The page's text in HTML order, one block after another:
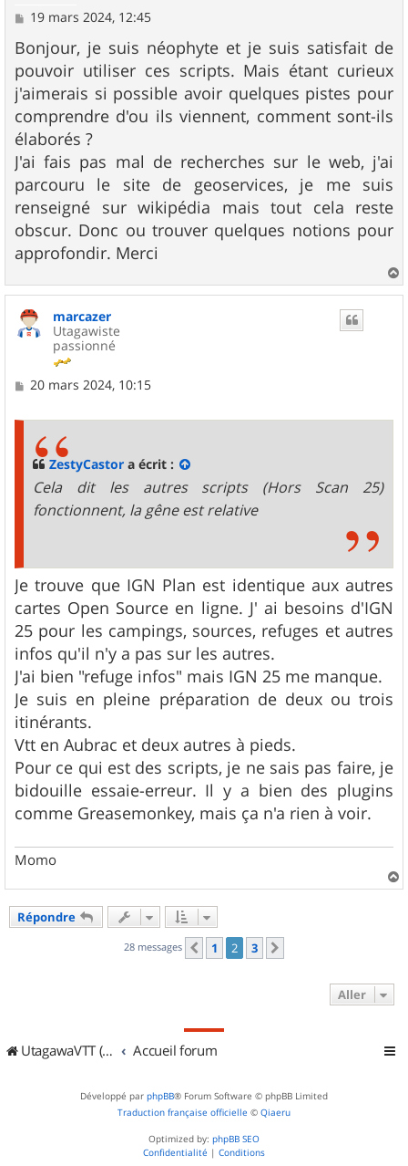
M
s
s
a
g
e
19 mars 2024, 12:45
Bonjour, je suis néophyte et je suis satisfait de
pouvoir utiliser ces scripts. Mais étant curieux
j'aimerais si possible avoir quelques pistes pour
comprendre d'ou ils viennent, comment sont-ils
élaborés ?
J'ai fais pas mal de recherches sur le web, j'ai
parcouru le site de geoservices, je me suis
renseigné sur wikipédia mais tout cela reste
obscur. Donc ou trouver quelques notions pour
approfondir. Merci
a
marcazer
Utagawiste
passionné
M
20 mars 2024, 10:15
ZestyCastor a écrit :
Cela dit les autres scripts (Hors Scan 25)
fonctionnent, la gêne est relative
Je trouve que IGN Plan est identique aux autres
cartes Open Source en ligne. J' ai besoins d'IGN
25 pour les campings, sources, refuges et autres
infos qu'il n'y a pas sur les autres.
J'ai bien "refuge infos" mais IGN 25 me manque.
Je suis en pleine préparation de deux ou trois
itinérants.
Vtt en Aubrac et deux autres à pieds.
Pour ce qui est des scripts, je ne sais pas faire, je
bidouille essaie-erreur. Il y a bien des plugins
comme Greasemonkey, mais ça n'a rien à voir.
Momo
a
Répondre
28 messages Précédent
1 2 3
Aller
UtagawaVTT (Randos VTT et VTTAE avec traces GPS) Accueil forum
Développé par phpBB® Forum Software © phpBB Limited
Traduction française officielle © Qiaeru
Optimized by: phpBB SEO
Confidentialité | Conditions